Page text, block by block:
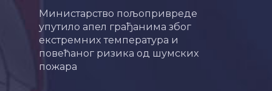
Министарство пољопривреде
упутило апел грађанима због
екстремних температура и
повећаног ризика од шумских
пожара